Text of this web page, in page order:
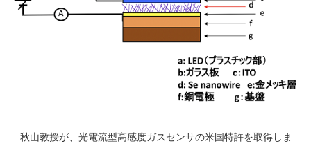
秋山教授が、光電流型高感度ガスセンサの米国特許を取得しま